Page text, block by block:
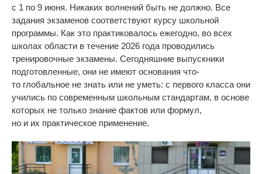
с 1 по 9 июня. Никаких волнений быть не должно. Все
задания экзаменов соответствуют курсу школьной
программы. Как это практиковалось ежегодно, во всех
школах области в течение 2026 года проводились
тренировочные экзамены. Сегодняшние выпускники
подготовленные, они не имеют основания что-
то глобальное не знать или не уметь: с первого класса они
учились по современным школьным стандартам, в основе
которых не только знание фактов или формул,
но и их практическое применение.